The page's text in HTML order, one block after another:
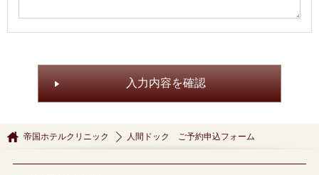
入力内容を確認
帝国ホテルクリニック 人間ドック ご予約申込フォーム